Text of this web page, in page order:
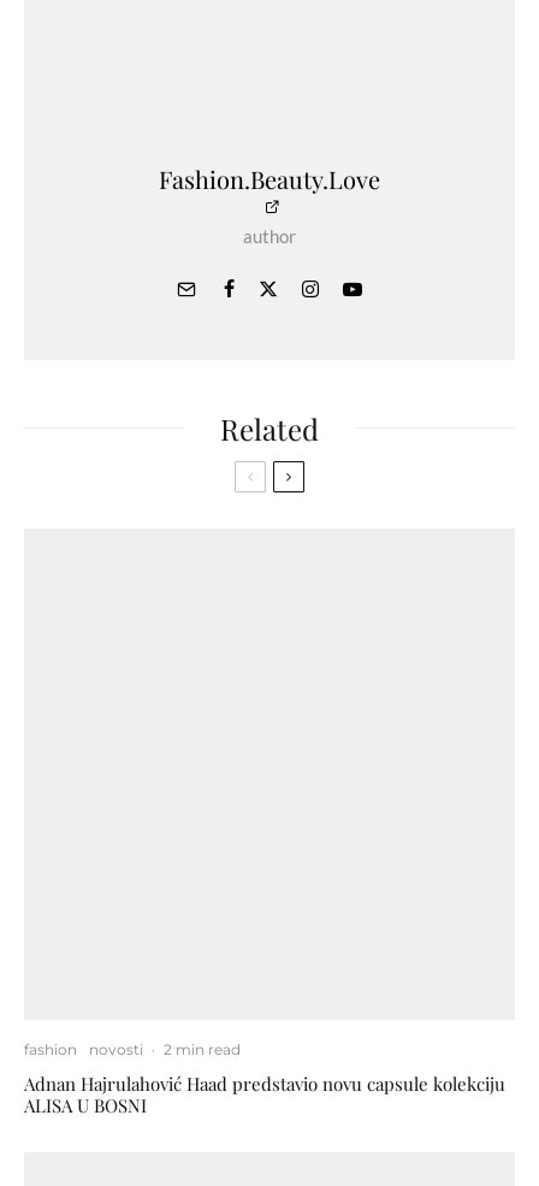
Fashion.Beauty.Love
author
Related
fashion novosti · 2 min read
Adnan Hajrulahović Haad predstavio novu capsule kolekciju
ALISA U BOSNI